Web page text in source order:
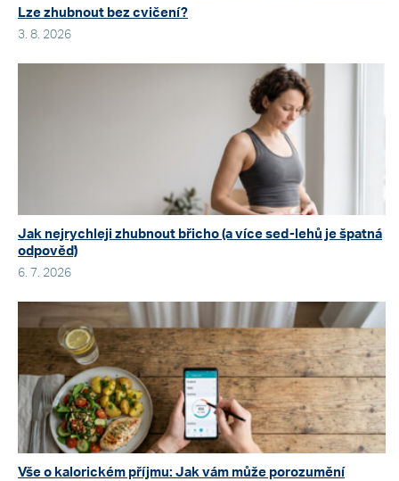
Lze zhubnout bez cvičení?
3. 8. 2026
Jak nejrychleji zhubnout břicho (a více sed-lehů je špatná
odpověď)
6. 7. 2026
Vše o kalorickém příjmu: Jak vám může porozumění